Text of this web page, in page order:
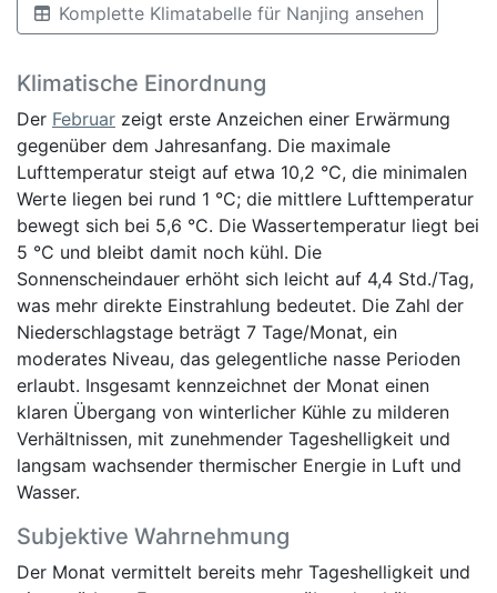
Komplette Klimatabelle für Nanjing ansehen
Klimatische Einordnung
Der Februar zeigt erste Anzeichen einer Erwärmung
gegenüber dem Jahresanfang. Die maximale
Lufttemperatur steigt auf etwa 10,2 °C, die minimalen
Werte liegen bei rund 1 °C; die mittlere Lufttemperatur
bewegt sich bei 5,6 °C. Die Wassertemperatur liegt bei
5 °C und bleibt damit noch kühl. Die
Sonnenscheindauer erhöht sich leicht auf 4,4 Std./Tag,
was mehr direkte Einstrahlung bedeutet. Die Zahl der
Niederschlagstage beträgt 7 Tage/Monat, ein
moderates Niveau, das gelegentliche nasse Perioden
erlaubt. Insgesamt kennzeichnet der Monat einen
klaren Übergang von winterlicher Kühle zu milderen
Verhältnissen, mit zunehmender Tageshelligkeit und
langsam wachsender thermischer Energie in Luft und
Wasser.
Subjektive Wahrnehmung
Der Monat vermittelt bereits mehr Tageshelligkeit und